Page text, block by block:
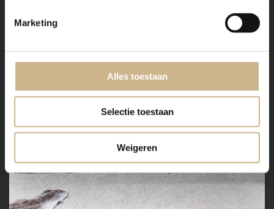
Marketing
Alles toestaan
Selectie toestaan
Weigeren